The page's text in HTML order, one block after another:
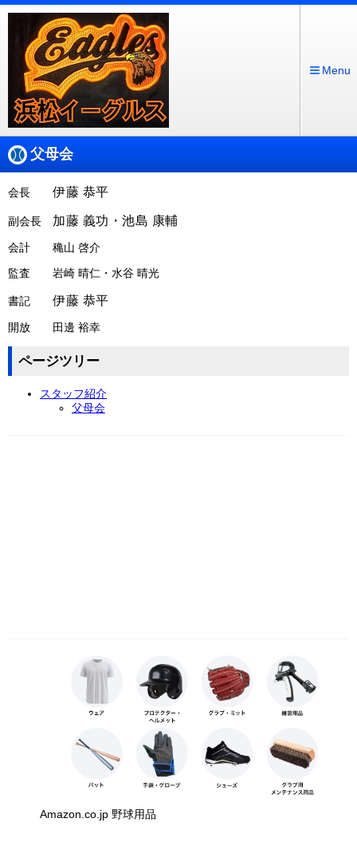
Menu
父母会
会長 伊藤 恭平
副会長 加藤 義功・池島 康輔
会計 穐山 啓介
監査 岩崎 晴仁・水谷 晴光
書記 伊藤 恭平
開放 田邊 裕幸
ページツリー
スタッフ紹介
父母会
Amazon.co.jp 野球用品